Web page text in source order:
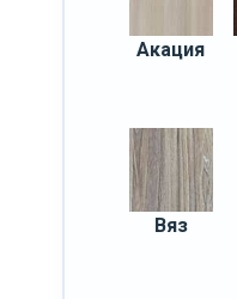
Акация
Вяз